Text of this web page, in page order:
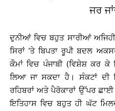
ਜਰ
ਦੁਨੀਆਂ ਵਿਚ ਬਹੁਤ ਸਾਰੀਆਂ
ਸਿਰਾਂ ’ਤੇ ਬਿਪਤਾ ਰੂਪੀ ਬਦਲ
ਕੌਮਾਂ ਵਿਚ ਪੰਜਾਬੀ (ਵਿਸ਼ੇਸ਼ ਕਰ ਕੇ
ਲਿਆ ਜਾ ਸਕਦਾ ਹੈ। ਸੰਕਟਾਂ ਦੀ
ਰਹਿਬਰਾਂ ਅਤੇ ਪੈਰੋਕਾਰਾਂ ਉੱਪਰ
ਇਤਿਹਾਸ ਵਿਚ ਬਹੁਤ ਹੀ ਘੱਟ